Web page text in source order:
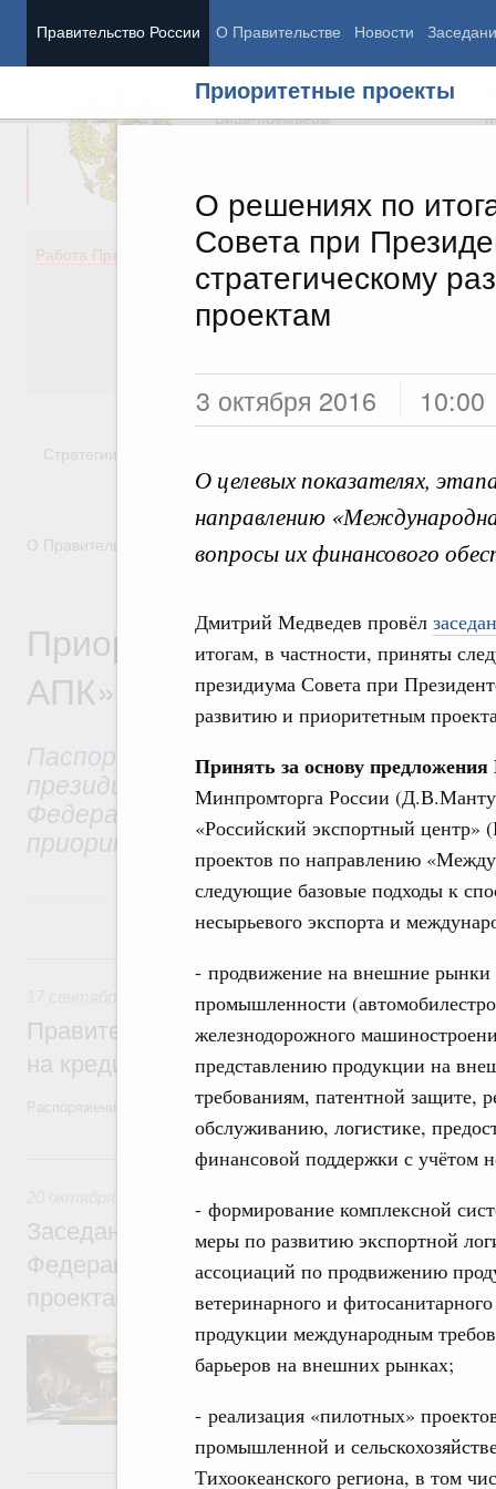
Правительство России О Правительстве Новости
Приоритетные проекты
О решениях по
Совета при
стратегическому
проектам
3 октября 2016 10:00
О целевых показателях,
направлению
вопросы их финансового
Дмитрий Медведев провёл
итогам, в частности, приняты
президиума Совета при
развитию и приоритетным
Принять за основу
Минпромторга России
«Российский экспортный
проектов по направлению
следующие базовые подходы к
несырьевого экспорта и
- продвижение на внешние рынки
промышленности
железнодорожного
представлению продукции на
требованиям, патентной защите,
обслуживанию, логистике,
финансовой поддержки с учётом
- формирование комплексной
меры по развитию экспортной
ассоциаций по продвижению
ветеринарного и
продукции международным
барьеров на внешних рынках;
- реализация «пилотных»
промышленной и
Тихоокеанского региона, в том
Председатель Правительства
Вице-премьеры
Работа Правительства
Демография
Здоровье
Культура
Государство
Стратегии
О Правительстве Координационные и совещательные
Приоритетный проект
АПК»
Паспорт приоритетного проекта
президиумом Совета при
Федерации по стратегическому
приоритетным проектам.
Общие вопросы агропромышленного
Правительство дополнительно
на кредитование агросектора
Распоряжение от 16 сентября 2021 года №2578-р
20 октября 2017, пятница
Заседание президиума Совета при
Федерации по стратегическому
проектам
О промежуточных итогах приоритетных
«Образование», «Международная
бизнес и поддержка индивидуальной
18 июля 2017, вторник